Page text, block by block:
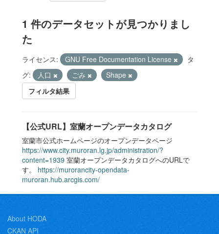
1 件のデータセットが見つかりまし
た
ライセンス: GNU Free Documentation License
タ
グ:
人口 ごみ
Shape
フィルタ結果
【公式URL】室蘭オープンデータカタログ
室蘭市公式ホームページのオープンデータページ
https://www.city.muroran.lg.jp/administration/?
content=1939 室蘭オープンデータカタログへのURLで
す。 https://murorancity-opendata-
muroran.hub.arcgis.com/
About HODA
CKAN API